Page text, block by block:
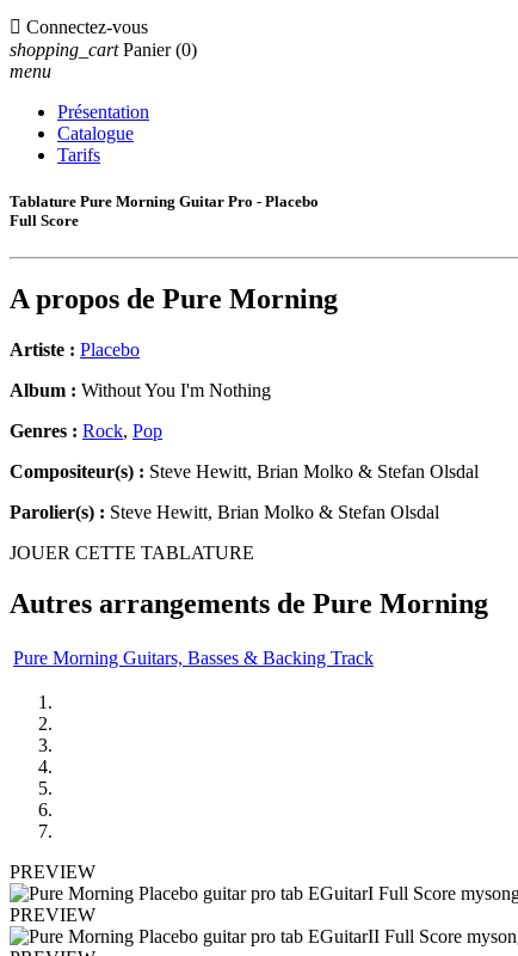
 Connectez-vous
shopping_cart Panier (0)
menu
Présentation
Catalogue
Tarifs
Tablature Pure Morning Guitar Pro - Placebo
Full Score
A propos de Pure Morning
Artiste : Placebo
Album : Without You I'm Nothing
Genres : Rock, Pop
Compositeur(s) : Steve Hewitt, Brian Molko & Stefan Olsdal
Parolier(s) : Steve Hewitt, Brian Molko & Stefan Olsdal
JOUER CETTE TABLATURE
Autres arrangements de Pure Morning
Pure Morning Guitars, Basses & Backing Track
PREVIEW
PREVIEW